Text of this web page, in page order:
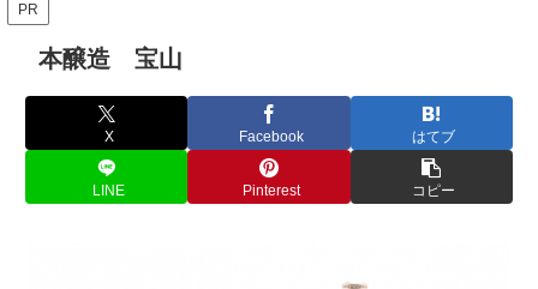
PR
本醸造 宝山
X Facebook はてブ
LINE Pinterest コピー